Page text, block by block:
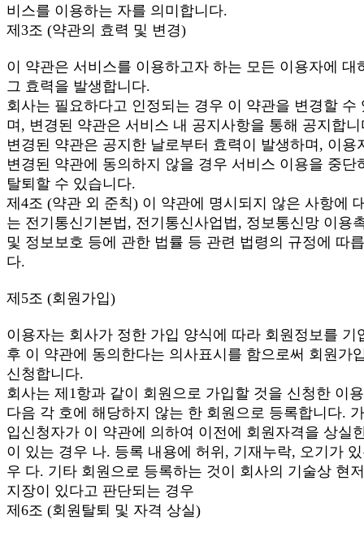
비스를 이용하는 자를 의미합니다.
제3조 (약관의 효력 및 변경)
이 약관은 서비스를 이용하고자 하는 모든 이용자에 대
그 효력을 발생합니다.
회사는 필요하다고 인정되는 경우 이 약관을 변경할 수
며, 변경된 약관은 서비스 내 공지사항을 통해 공지합니
변경된 약관은 공지한 날로부터 효력이 발생하며, 이용
변경된 약관에 동의하지 않을 경우 서비스 이용을 중단
탈퇴할 수 있습니다.
제4조 (약관 외 준칙) 이 약관에 명시되지 않은 사항에
는 전기통신기본법, 전기통신사업법, 정보통신망 이용
및 정보보호 등에 관한 법률 등 관련 법령의 규정에 따
다.
제5조 (회원가입)
이용자는 회사가 정한 가입 양식에 따라 회원정보를 기
후 이 약관에 동의한다는 의사표시를 함으로써 회원가
신청합니다.
회사는 제1항과 같이 회원으로 가입할 것을 신청한 이
다음 각 호에 해당하지 않는 한 회원으로 등록합니다.
입신청자가 이 약관에 의하여 이전에 회원자격을 상실
이 있는 경우 나. 등록 내용에 허위, 기재누락, 오기가
우 다. 기타 회원으로 등록하는 것이 회사의 기술상 현
지장이 있다고 판단되는 경우
제6조 (회원탈퇴 및 자격 상실)